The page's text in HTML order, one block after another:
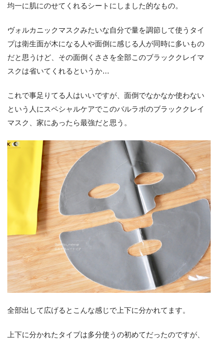
均一に肌にのせてくれるシートにしました的なもの。
ヴォルカニックマスクみたいな自分で量を調節して使うタイ
プは衛生面が木になる人や面倒に感じる人が同時に多いもの
だと思うけど、その面倒くささを全部このブラッククレイマ
スクは省いてくれるというか…
これで事足りてる人はいいですが、面倒でなかなか使わない
という人にスペシャルケアでこのバルラボのブラッククレイ
マスク、家にあったら最強だと思う。
全部出して広げるとこんな感じで上下に分かれてます。
上下に分かれたタイプは多分使うの初めてだったのですが、